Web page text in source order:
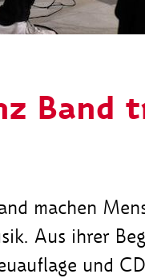
Band
machen
Aus ihrer
und